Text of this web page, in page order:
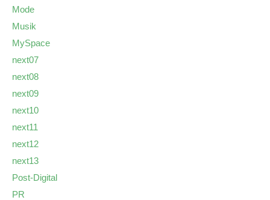
Mode
Musik
MySpace
next07
next08
next09
next10
next11
next12
next13
Post-Digital
PR